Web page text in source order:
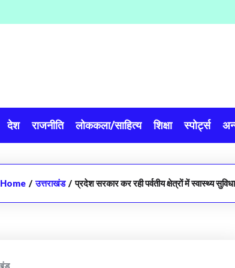
देश राजनीति लोककला/साहित्य शिक्षा स्पोर्ट्स
Home / उत्तराखंड / प्रदेश सरकार कर रही पर्वतीय क्षेत्रों में स्वास्थ्य